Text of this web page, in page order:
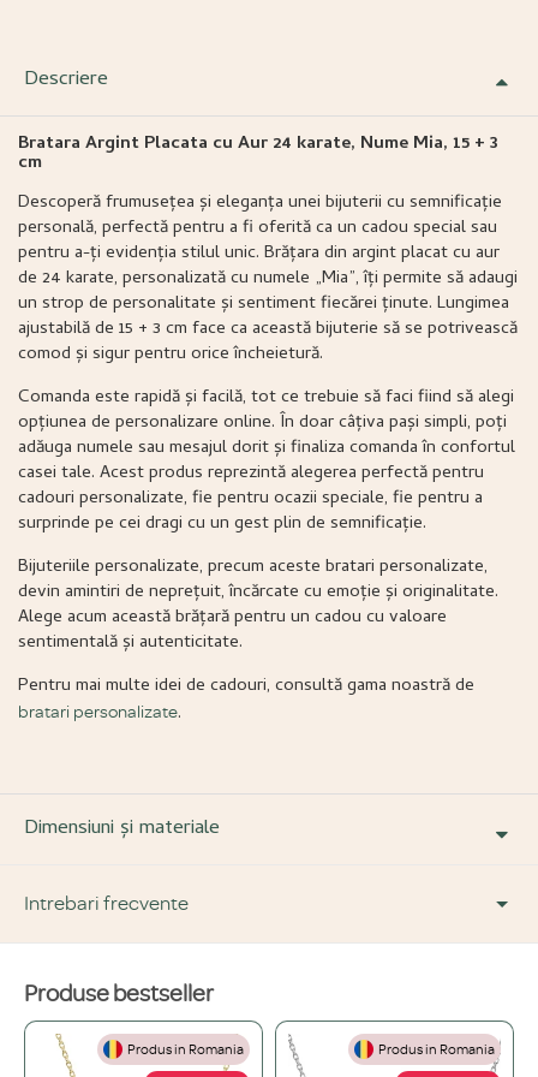
Descriere
Bratara Argint Placata cu Aur 24 karate, Nume Mia, 15 + 3
cm
Descoperă frumusețea și eleganța unei bijuterii cu semnificație
personală, perfectă pentru a fi oferită ca un cadou special sau
pentru a-ți evidenția stilul unic. Brățara din argint placat cu aur
de 24 karate, personalizată cu numele „Mia”, îți permite să adaugi
un strop de personalitate și sentiment fiecărei ținute. Lungimea
ajustabilă de 15 + 3 cm face ca această bijuterie să se potrivească
comod și sigur pentru orice încheietură.
Comanda este rapidă și facilă, tot ce trebuie să faci fiind să alegi
opțiunea de personalizare online. În doar câțiva pași simpli, poți
adăuga numele sau mesajul dorit și finaliza comanda în confortul
casei tale. Acest produs reprezintă alegerea perfectă pentru
cadouri personalizate, fie pentru ocazii speciale, fie pentru a
surprinde pe cei dragi cu un gest plin de semnificație.
Bijuteriile personalizate, precum aceste bratari personalizate,
devin amintiri de neprețuit, încărcate cu emoție și originalitate.
Alege acum această brățară pentru un cadou cu valoare
sentimentală și autenticitate.
Pentru mai multe idei de cadouri, consultă gama noastră de
bratari personalizate.
Dimensiuni și materiale
Intrebari frecvente
DESPRE PRODUS ȘI MATERIALE
Din ce materiale sunt fabricate bijuteriile voastre?
Produse bestseller
Produs in Romania Produs in Romania